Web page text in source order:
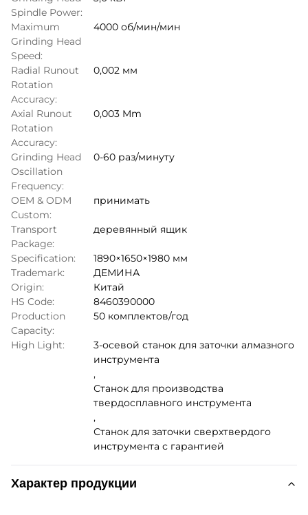
Spindle Power:
Maximum
Grinding Head
Speed:
4000 об/мин/мин
Radial Runout
Rotation
Accuracy:
0,002 мм
Axial Runout
Rotation
Accuracy:
0,003 Mm
Grinding Head
Oscillation
Frequency:
0-60 раз/минуту
OEM & ODM
Custom:
принимать
Transport
Package:
деревянный ящик
Specification:
1890×1650×1980 мм
Trademark:
ДЕМИНА
Origin:
Китай
HS Code:
8460390000
Production
Capacity:
50 комплектов/год
High Light:
3-осевой станок для заточки алмазного
инструмента
,
Станок для производства
твердосплавного инструмента
,
Станок для заточки сверхтвердого
инструмента с гарантией
Характер продукции